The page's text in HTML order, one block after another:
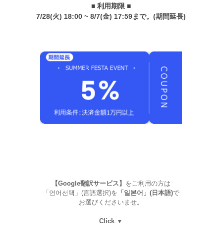
■ 利用期限 ■
7/28(火) 18:00 ~ 8/7(金) 17:59まで。(期間延長)
【Google翻訳サービス】 をご利用の方は
「언어선택」(言語選択)を 「일본어」(日本語)で
お選びくださいませ。
Click ▼